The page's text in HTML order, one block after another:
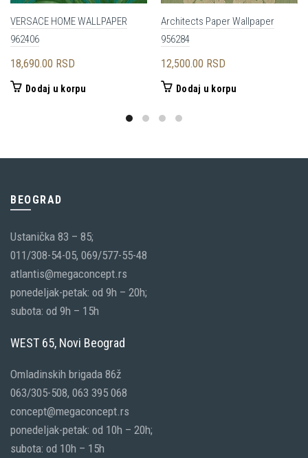
VERSACE HOME WALLPAPER
962406
18,690.00 RSD
Dodaj u korpu
Architects Paper Wallpaper
956284
12,500.00 RSD
Dodaj u korpu
BEOGRAD
Ustanička 83 – 85;
011/308-54-05, 069/577-55-48
atlantis@megaconcept.rs
ponedeljak-petak: od 9h – 20h;
subota: od 9h – 15h
WEST 65, Novi Beograd
Omladinskih brigada 86ž
063/305-508, 063 395 068
concept@megaconcept.rs
ponedeljak-petak: od 10h – 20h;
subota: od 10h – 15h